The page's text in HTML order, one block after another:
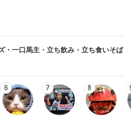
・一口馬主・立ち飲み・立ち食いそば
6 7 8